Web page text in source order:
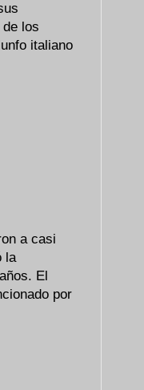
los
italiano
a casi
la
El
por